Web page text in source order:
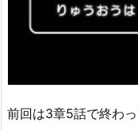
前回は3章5話で終わ